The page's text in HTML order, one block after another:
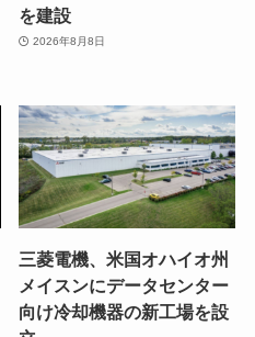
を建設
2026年8月8日
三菱電機、米国オハイオ州
メイスンにデータセンター
向け冷却機器の新工場を設